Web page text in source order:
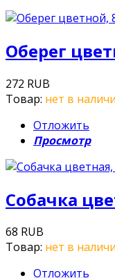
Оберег
272 RUB
Товар: нет в
Отложить
Просмотр
Собачка
68 RUB
Товар: нет в
Отложить